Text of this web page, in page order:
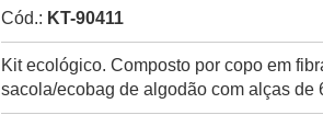
Cód.: KT-90411
Kit ecológico. Composto por copo em
sacola/ecobag de algodão com alças de